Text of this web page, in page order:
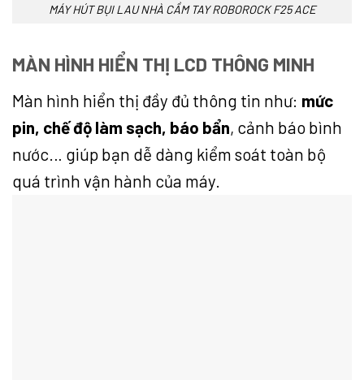
MÁY HÚT BỤI LAU NHÀ CẦM TAY ROBOROCK F25 ACE
MÀN HÌNH HIỂN THỊ LCD THÔNG MINH
Màn hình hiển thị đầy đủ thông tin như: mức
pin, chế độ làm sạch, báo bẩn, cảnh báo bình
nước… giúp bạn dễ dàng kiểm soát toàn bộ
quá trình vận hành của máy.